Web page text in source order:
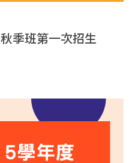
季班第一次招生